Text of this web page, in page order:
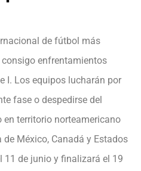
de fútbol más
enfrentamientos
I. Los equipos lucharán por
fase o despedirse del
en territorio norteamericano
México, Canadá y Estados
11 de junio y finalizará el 19